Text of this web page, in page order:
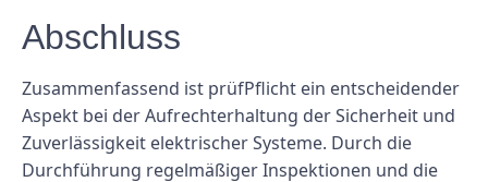
Abschluss
Zusammenfassend ist prüfPflicht ein entscheidender
Aspekt bei der Aufrechterhaltung der Sicherheit und
Zuverlässigkeit elektrischer Systeme. Durch die
Durchführung regelmäßiger Inspektionen und die